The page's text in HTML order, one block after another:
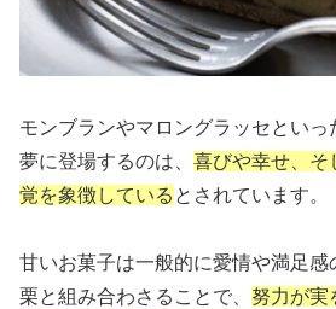
モンブランやマロングラッセとい
夢に登場するのは、 喜びや幸せ、そ
覚を象徴している とされています。
甘いお菓子は一般的に愛情や満足
栗と組み合わさることで、 努力が実